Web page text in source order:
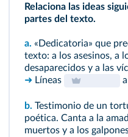
Relaciona las ideas
partes del texto.
a. «Dedicatoria» que
texto: a los asesinos, a
desaparecidos y a las
➜ Líneas a
b. Testimonio de un
poética. Canta a la
muertos y a los